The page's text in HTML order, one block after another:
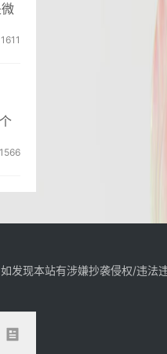
1611
1566
发现本站有涉嫌抄袭侵权/违法